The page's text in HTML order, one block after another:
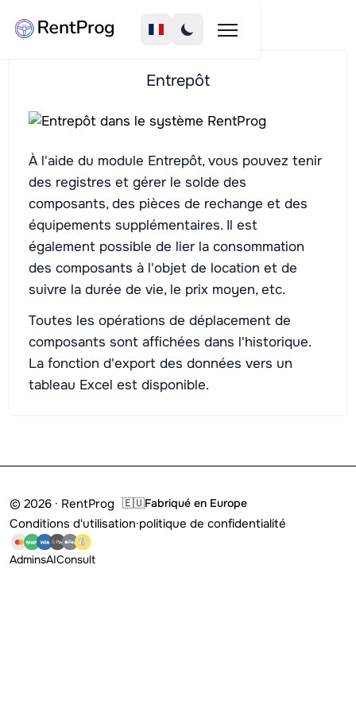
Entrepôt
À l'aide du module Entrepôt, vous pouvez tenir
des registres et gérer le solde des
composants, des pièces de rechange et des
équipements supplémentaires. Il est
également possible de lier la consommation
des composants à l'objet de location et de
suivre la durée de vie, le prix moyen, etc.
Toutes les opérations de déplacement de
composants sont affichées dans l'historique.
La fonction d'export des données vers un
tableau Excel est disponible.
© 2026 · RentProg 🇪🇺Fabriqué en Europe
Conditions d'utilisation·politique de confidentialité
AdminsAIConsult